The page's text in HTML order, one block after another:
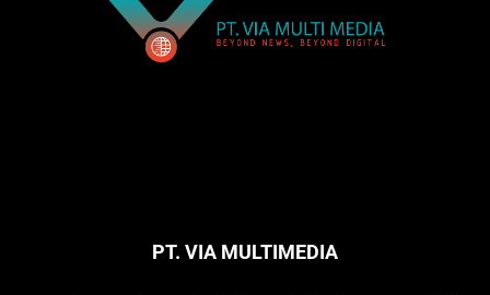
PT. VIA MULTIMEDIA